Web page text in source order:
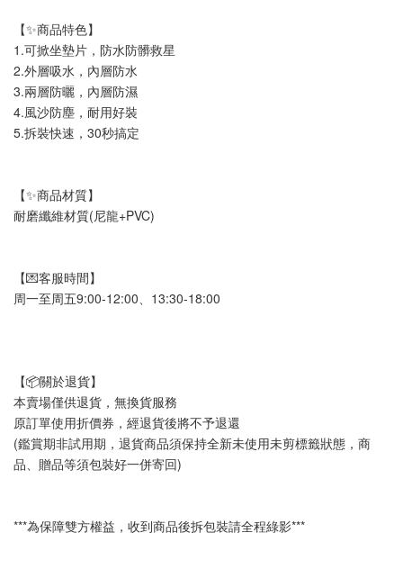
【✨商品特色】
1.可掀坐墊片，防水防髒救星
2.外層吸水，內層防水
3.兩層防曬，內層防濕
4.風沙防塵，耐用好裝
5.拆裝快速，30秒搞定
【✨商品材質】
耐磨纖維材質(尼龍+PVC)
【💌客服時間】
周一至周五9:00-12:00、13:30-18:00
【📦關於退貨】
本賣場僅供退貨，無換貨服務
原訂單使用折價券，經退貨後將不予退還
(鑑賞期非試用期，退貨商品須保持全新未使用未剪標籤狀態，商
品、贈品等須包裝好一併寄回)
***為保障雙方權益，收到商品後拆包裝請全程綠影***